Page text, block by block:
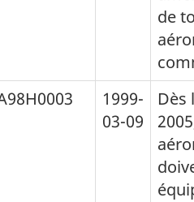
de
1999-
03-09
Dès